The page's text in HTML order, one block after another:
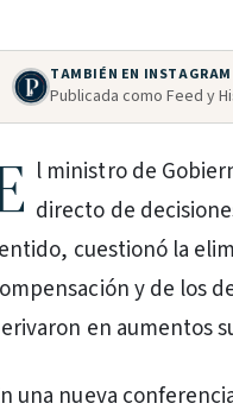
TAMBIÉN EN INSTAGRAM
Publicada como Feed y
l ministro de
directo de
cuestionó la
y de los
en aumentos
una nueva